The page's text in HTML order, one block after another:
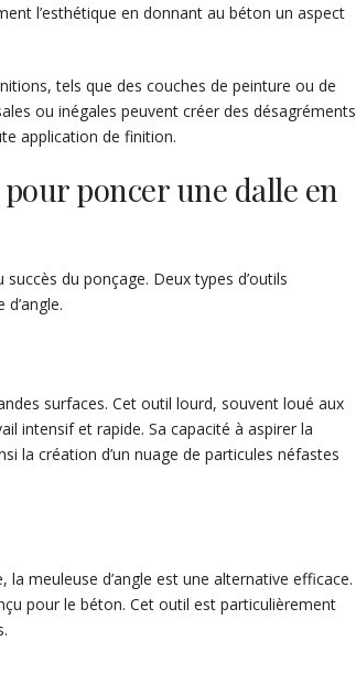
l’esthétique en donnant au béton un aspect
tels que des couches de peinture ou de
ou inégales peuvent créer des désagréments
application de finition.
poncer une dalle en
du ponçage. Deux types d’outils
surfaces. Cet outil lourd, souvent loué aux
intensif et rapide. Sa capacité à aspirer la
la création d’un nuage de particules néfastes
meuleuse d’angle est une alternative efficace.
pour le béton. Cet outil est particulièrement